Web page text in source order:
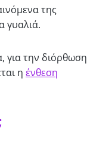
της
γυαλιά.
για την διόρθωση
η ένθεση